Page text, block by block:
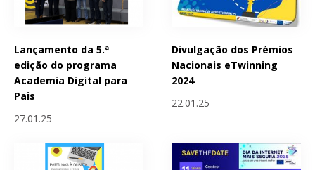
Lançamento da 5.ª
edição do programa
Academia Digital para
Pais
27.01.25
Divulgação dos Prémios
Nacionais eTwinning
2024
22.01.25